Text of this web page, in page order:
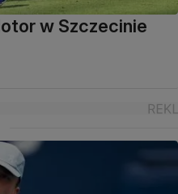
w Szczecinie